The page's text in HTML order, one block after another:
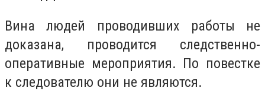
Вина людей проводивших работы не
доказана, проводится следственно-
оперативные мероприятия. По повестке
к следователю они не являются.